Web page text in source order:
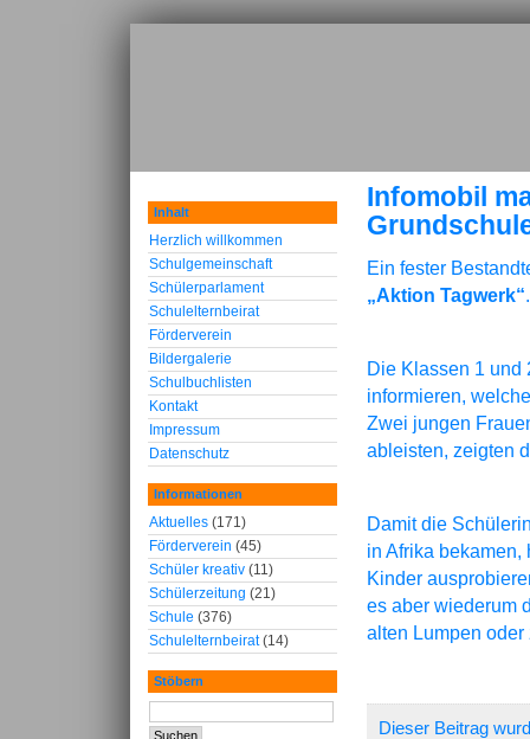
Infomobil
Ein fester
„Aktion Tagwerk“.
Die Klassen 1 und
informieren,
Zwei jungen
ableisten, zeigten
Damit die
in Afrika
Kinder
es aber wiederum
alten Lumpen
Dieser Beitrag
Inhalt
Herzlich willkommen
Schulgemeinschaft
Schülerparlament
Schulelternbeirat
Förderverein
Bildergalerie
Schulbuchlisten
Kontakt
Impressum
Datenschutz
Informationen
Aktuelles (171)
Förderverein (45)
Schüler kreativ (11)
Schülerzeitung (21)
Schule (376)
Schulelternbeirat(14)
Stöbern